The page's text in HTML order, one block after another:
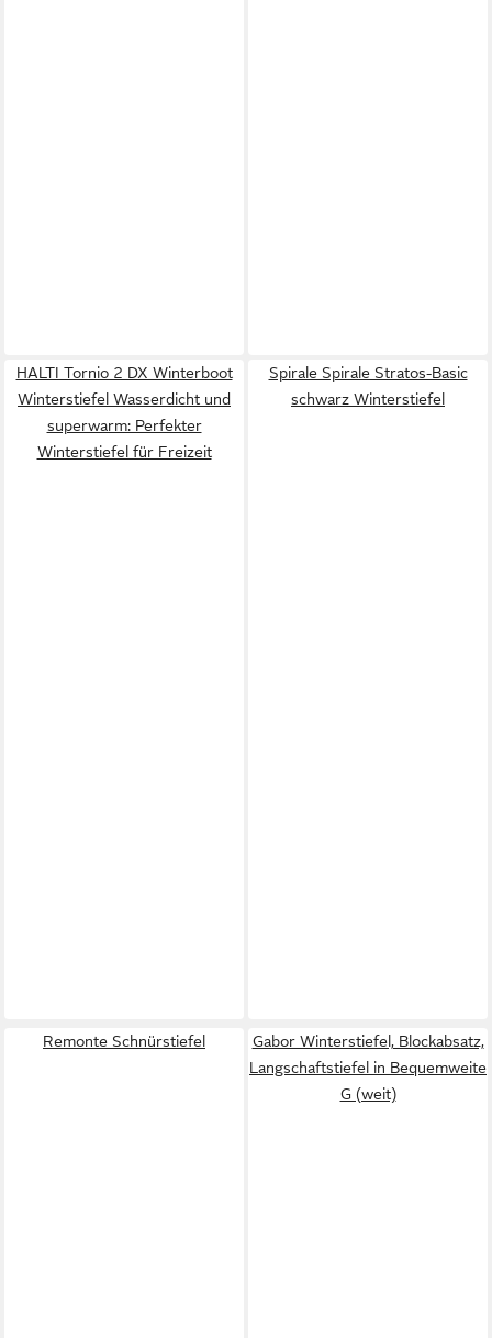
HALTI Tornio 2 DX Winterboot
Winterstiefel Wasserdicht und
superwarm: Perfekter
Winterstiefel für Freizeit
Spirale Spirale Stratos-Basic
schwarz Winterstiefel
Remonte Schnürstiefel
Gabor Winterstiefel, Blockabsatz,
Langschaftstiefel in Bequemweite
G (weit)